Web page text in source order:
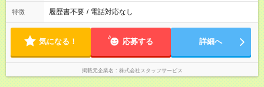
特徴 履歴書不要 / 電話対応なし
気になる！ 応募する 詳細へ
掲載元企業名 株式会社スタッフサービス